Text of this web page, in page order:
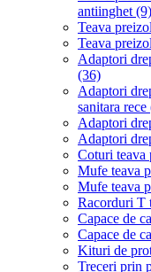
antiinghet (9)
Teava
Teava
Adaptori
(36)
Adaptori
sanitara rece
Adaptori
Adaptori
Coturi teava
Mufe teava
Mufe teava
Racorduri T
Capace de
Capace de
Kituri de
Treceri prin